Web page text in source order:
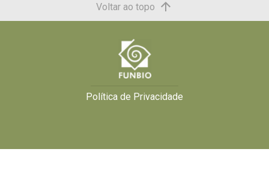
Voltar ao topo
Política de Privacidade